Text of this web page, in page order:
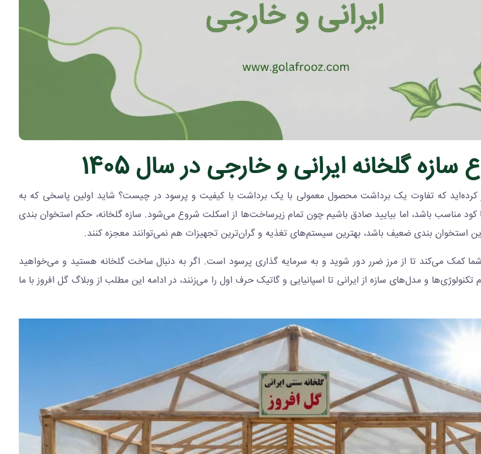
سازه گلخانه ایرانی و خارجی در سال 1405
کرده‌اید که تفاوت یک برداشت محصول معمولی با یک برداشت با کیفیت و پرسود در چیست؟ شاید اولین پاسخی که به
مناسب باشد، اما بیایید صادق باشیم چون تمام زیرساخت‌ها از اسکلت شروع می‌شود. سازه گلخانه، حکم استخوان بندی
استخوان بندی ضعیف باشد، بهترین سیستم‌های تغذیه و گران‌ترین تجهیزات هم نمی‌توانند معجزه کنند.
کمک می‌کند تا از مرز ضرر دور شوید و به سرمایه گذاری پرسود است. اگر به دنبال ساخت گلخانه هستید و می‌خواهید
در سال 1405، کدام تکنولوژی‌ها و مدل‌های سازه از ایرانی تا اسپانیایی و گاتیک حرف اول را می‌زنند، در ادامه این مطلب از وبلاگ گل افروز با ما